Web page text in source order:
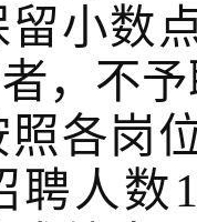
小数
，不
各岗
聘人数